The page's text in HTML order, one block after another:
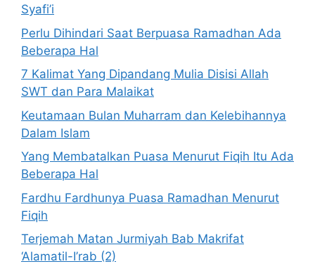
Syafi’i
Perlu Dihindari Saat Berpuasa Ramadhan Ada
Beberapa Hal
7 Kalimat Yang Dipandang Mulia Disisi Allah
SWT dan Para Malaikat
Keutamaan Bulan Muharram dan Kelebihannya
Dalam Islam
Yang Membatalkan Puasa Menurut Fiqih Itu Ada
Beberapa Hal
Fardhu Fardhunya Puasa Ramadhan Menurut
Fiqih
Terjemah Matan Jurmiyah Bab Makrifat
‘Alamatil-I’rab (2)